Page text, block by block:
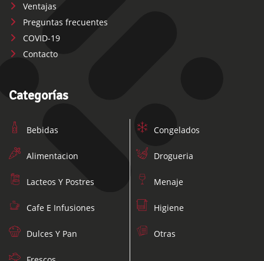
Ventajas
Preguntas frecuentes
COVID-19
Contacto
Categorías
Bebidas
Alimentacion
Lacteos Y Postres
Cafe E Infusiones
Dulces Y Pan
Congelados
Drogueria
Menaje
Higiene
Otras